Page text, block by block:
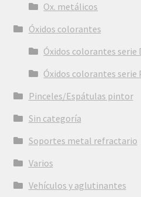
Ox. metálicos
Óxidos colorantes
Óxidos colorantes serie
Óxidos colorantes serie
Pinceles/Espátulas pintor
Sin categoría
Soportes metal refractario
Varios
Vehículos y aglutinantes